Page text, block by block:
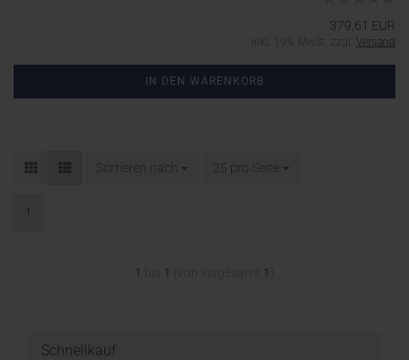
379,61 EUR
inkl. 19% MwSt. zzgl. Versand
IN DEN WARENKORB
Sortieren nach 25 pro Seite
1
Schnellkauf